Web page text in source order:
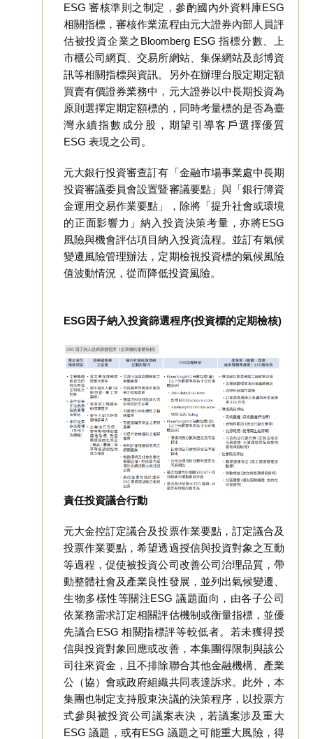
ESG 審核準則之制定，參酌國內外資料庫ESG
相關指標，審核作業流程由元大證券內部人員評
估被投資企業之Bloomberg ESG 指標分數、上
市櫃公司網頁、交易所網站、集保網站及彭博資
訊等相關指標與資訊。另外在辦理台股定期定額
買賣有價證券業務中，元大證券以中長期投資為
原則選擇定期定額標的，同時考量標的是否為臺
灣永續指數成分股，期望引導客戶選擇優質
ESG 表現之公司。
元大銀行投資審查訂有「金融市場事業處中長期
投資審議委員會設置暨審議要點」與「銀行簿資
金運用交易作業要點」，除將「提升社會或環境
的正面影響力」納入投資決策考量，亦將ESG
風險與機會評估項目納入投資流程。並訂有氣候
變遷風險管理辦法，定期檢視投資標的氣候風險
值波動情況，從而降低投資風險。
ESG因子納入投資篩選程序(投資標的定期檢核)
責任投資議合行動
元大金控訂定議合及投票作業要點，訂定議合及
投票作業要點，希望透過授信與投資對象之互動
等過程，促使被投資公司改善公司治理品質，帶
動整體社會及產業良性發展，並列出氣候變遷、
生物多樣性等關注ESG 議題面向，由各子公司
依業務需求訂定相關評估機制或衡量指標，並優
先議合ESG 相關指標評等較低者。若未獲得授
信與投資對象回應或改善，本集團得限制與該公
司往來資金，且不排除聯合其他金融機構、產業
公（協）會或政府組織共同表達訴求。此外，本
集團也制定支持股東決議的決策程序，以投票方
式參與被投資公司議案表決，若議案涉及重大
ESG 議題，或有ESG 議題之可能重大風險，得